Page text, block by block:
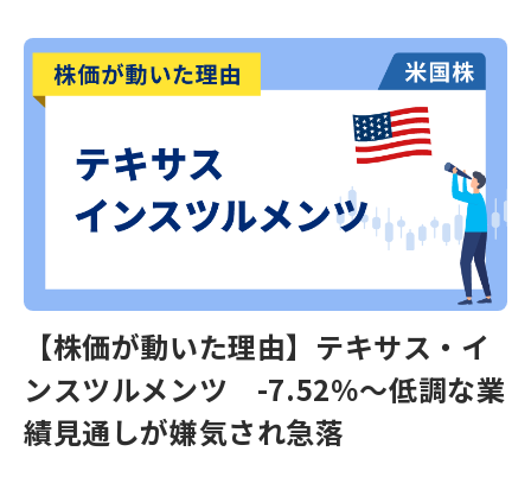
【株価が動いた理由】テキサス・イ
ンスツルメンツ -7.52％～低調な業
績見通しが嫌気され急落